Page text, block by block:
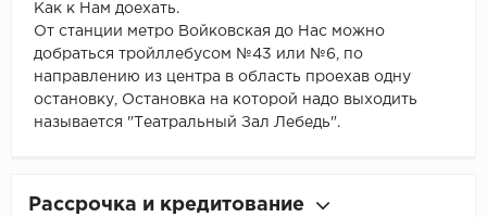
Как к Нам доехать.
От станции метро Войковская до Нас можно
добраться тройллебусом №43 или №6, по
направлению из центра в область проехав одну
остановку, Остановка на которой надо выходить
называется "Театральный Зал Лебедь".
Рассрочка и кредитование